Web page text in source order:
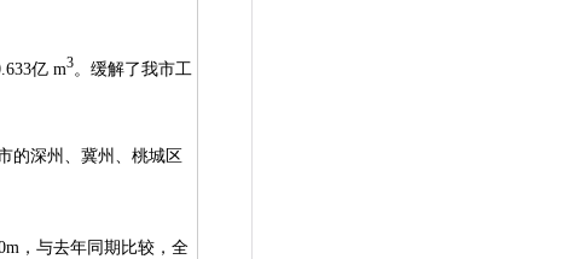
亿 m3。缓解了我市工
的深州、冀州、桃城区
，与去年同期比较，全